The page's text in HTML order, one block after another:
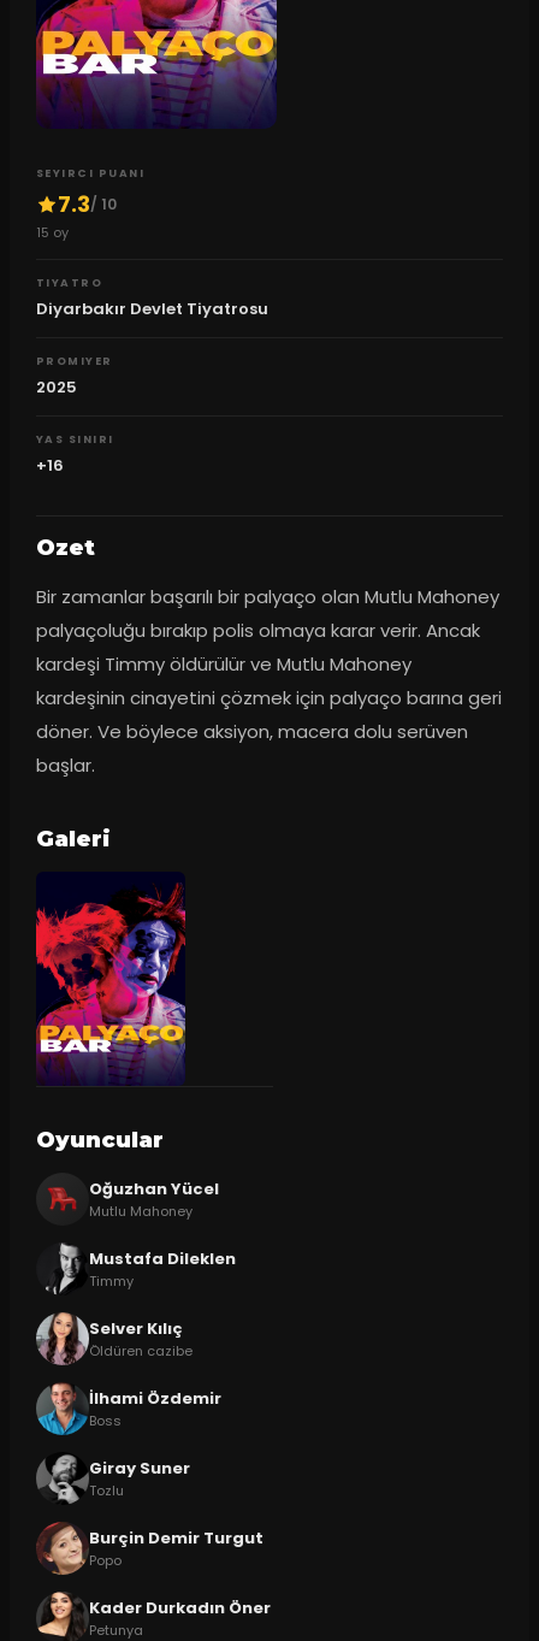
SEYIRCI PUANI
7.3/ 10
15 oy
TIYATRO
Diyarbakır Devlet Tiyatrosu
PROMIYER
2025
YAS SINIRI
+16
Ozet
Bir zamanlar başarılı bir palyaço olan Mutlu Mahoney
palyaçoluğu bırakıp polis olmaya karar verir. Ancak
kardeşi Timmy öldürülür ve Mutlu Mahoney
kardeşinin cinayetini çözmek için palyaço barına geri
döner. Ve böylece aksiyon, macera dolu serüven
başlar.
Galeri
Oyuncular
Oğuzhan Yücel
Mutlu Mahoney
Mustafa Dileklen
Timmy
Selver Kılıç
Öldüren cazibe
İlhami Özdemir
Boss
Giray Suner
Tozlu
Burçin Demir Turgut
Popo
Kader Durkadın Öner
Petunya